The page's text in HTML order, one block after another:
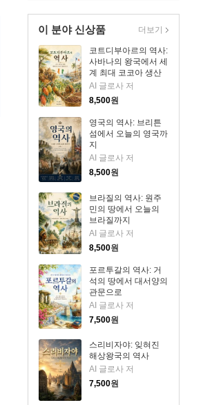
이 분야 신상품
코트디부아르의 역사:
사바나의 왕국에서 세
계 최대 코코아 생산
국으로
AI 글로사 저
8,500원
영국의 역사: 브리튼
섬에서 오늘의 영국까
지
AI 글로사 저
8,500원
브라질의 역사: 원주
민의 땅에서 오늘의
브라질까지
AI 글로사 저
8,500원
포르투갈의 역사: 거
석의 땅에서 대서양의
관문으로
AI 글로사 저
7,500원
스리비자야: 잊혀진
해상왕국의 역사
AI 글로사 저
7,500원
더보기